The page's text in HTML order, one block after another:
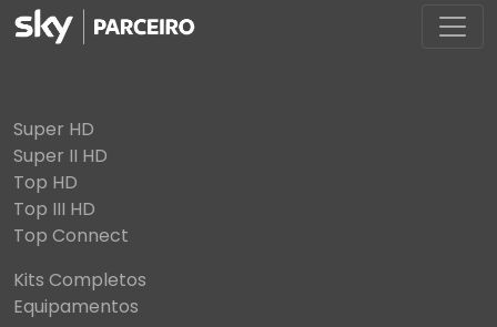
Super HD
Super II HD
Top HD
Top III HD
Top Connect
Kits Completos
Equipamentos